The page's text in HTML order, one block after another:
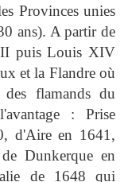
Provinces unies
ans). A partir de
puis Louis XIV
et la Flandre où
flamands du
: Prise
d'Aire en 1641,
Dunkerque en
de 1648 qui